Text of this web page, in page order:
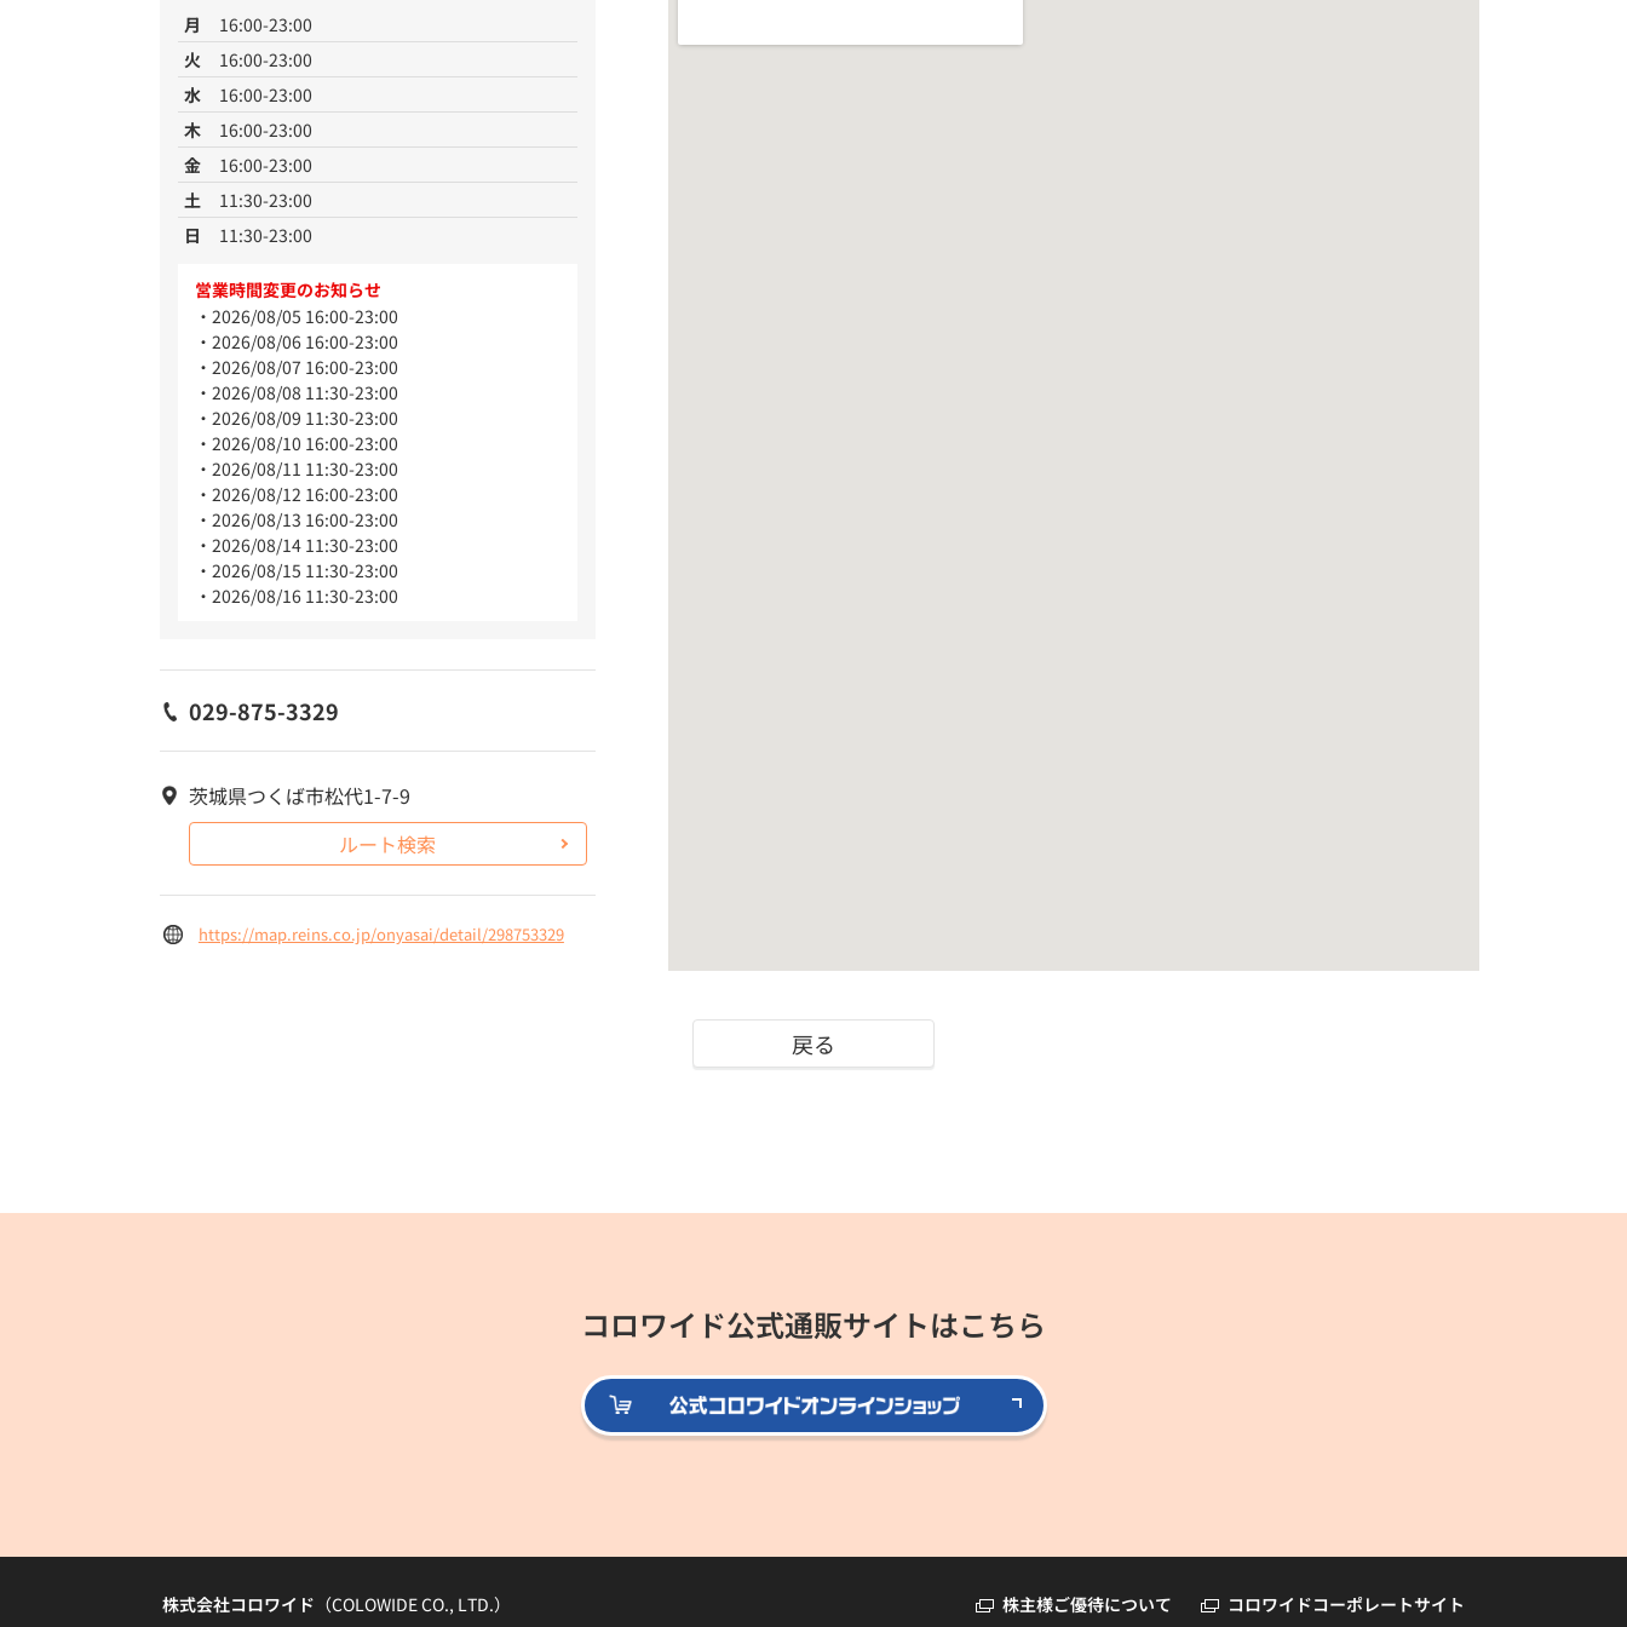
月
16:00-23:00
火
16:00-23:00
水
16:00-23:00
木
16:00-23:00
金
16:00-23:00
土
11:30-23:00
日
11:30-23:00
営業時間変更のお知らせ
2026/08/05 16:00-23:00
2026/08/06 16:00-23:00
2026/08/07 16:00-23:00
2026/08/08 11:30-23:00
2026/08/09 11:30-23:00
2026/08/10 16:00-23:00
2026/08/11 11:30-23:00
2026/08/12 16:00-23:00
2026/08/13 16:00-23:00
2026/08/14 11:30-23:00
2026/08/15 11:30-23:00
2026/08/16 11:30-23:00
029-875-3329
茨城県つくば市松代1-7-9
ルート検索
https://map.reins.co.jp/onyasai/detail/298753329
戻る
コロワイド公式通販サイトはこちら
公式コロワイドオンラインショップ
株主様ご優待について コロワイドコーポレートサイト
株式会社コロワイド （COLOWIDE CO., LTD.）